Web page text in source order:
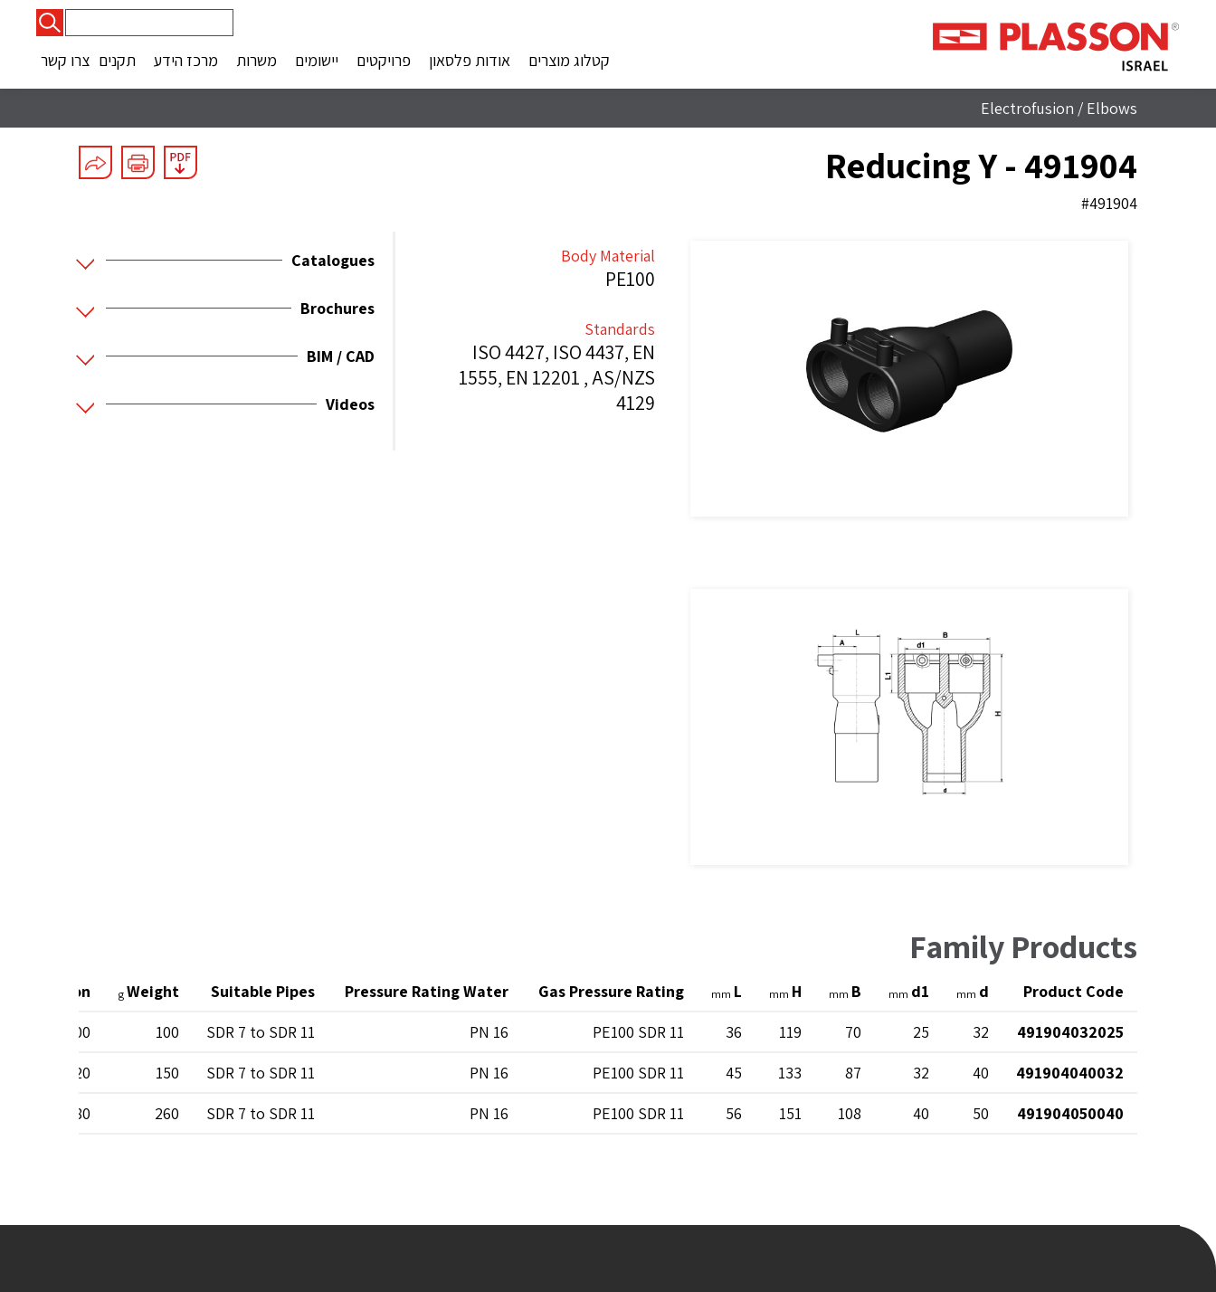
קטלוג מוצרים
אודות פלסאון פרויקטים יישומים משרות מרכז הידע תקנים צרו קשר
Electrofusion / Elbows
Reducing Y - 491904
#491904
Body Material
PE100
Standards
ISO 4427, ISO 4437, EN
1555, EN 12201 , AS/NZS
4129
Catalogues
Brochures
BIM / CAD
Videos
Family Products
Product Code
d
mm
d1
mm
B
mm
H
mm
L
mm
Gas Pressure Rating
Pressure Rating Water
Suitable Pipes
Weight
g
Per Carton
491904032025
32
25
70
119
36
PE100 SDR 11
PN 16
SDR 7 to SDR 11
100
200
491904040032
40
32
87
133
45
PE100 SDR 11
PN 16
SDR 7 to SDR 11
150
120
491904050040
50
40
108
151
56
PE100 SDR 11
PN 16
SDR 7 to SDR 11
260
80